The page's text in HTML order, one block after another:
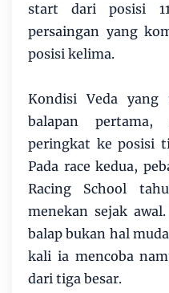
start dari posisi
persaingan yang
posisi kelima.
Kondisi Veda
balapan
peringkat ke posisi
Pada race kedua,
Racing School
menekan sejak
balap bukan hal
kali ia mencoba
dari tiga besar.